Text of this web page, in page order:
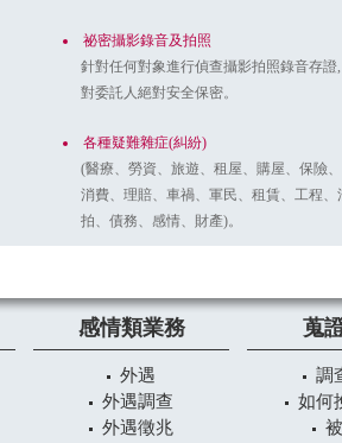
祕密攝影錄音及拍照
針對任何對象進行偵查攝影拍照錄音存證,
對委託人絕對安全保密。
各種疑難雜症(糾紛)
(醫療、勞資、旅遊、租屋、購屋、保險、
消費、理賠、車禍、軍民、租賃、工程、
拍、債務、感情、財產)。
感情類業務
外遇
外遇調查
外遇徵兆
蒐
調
如何